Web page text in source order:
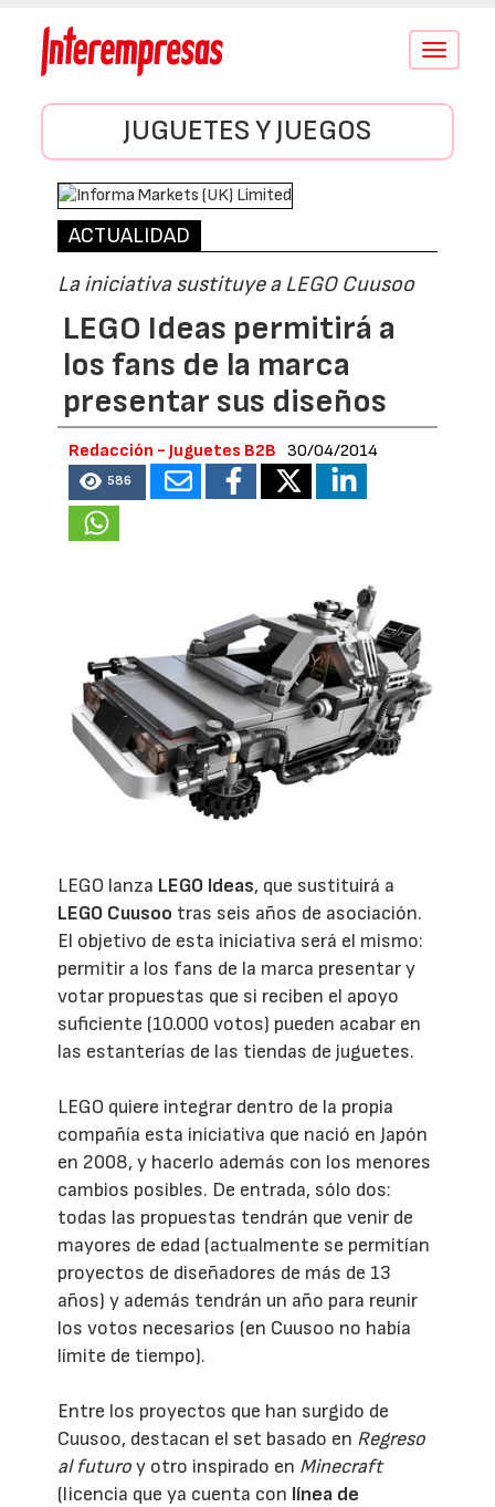
Conmutar
JUGUETES Y JUEGOS
ACTUALIDAD
La iniciativa sustituye a LEGO Cuusoo
LEGO Ideas permitirá a
los fans de la marca
presentar sus diseños
Redacción - Juguetes B2B 30/04/2014
586
LEGO lanza LEGO Ideas, que sustituirá a
LEGO Cuusoo tras seis años de asociación.
El objetivo de esta iniciativa será el mismo:
permitir a los fans de la marca presentar y
votar propuestas que si reciben el apoyo
suficiente (10.000 votos) pueden acabar en
las estanterías de las tiendas de juguetes.
LEGO quiere integrar dentro de la propia
compañía esta iniciativa que nació en Japón
en 2008, y hacerlo además con los menores
cambios posibles. De entrada, sólo dos:
todas las propuestas tendrán que venir de
mayores de edad (actualmente se permitían
proyectos de diseñadores de más de 13
años) y además tendrán un año para reunir
los votos necesarios (en Cuusoo no había
límite de tiempo).
Entre los proyectos que han surgido de
Cuusoo, destacan el set basado en Regreso
al futuroy otro inspirado en Minecraft
(licencia que ya cuenta con línea de